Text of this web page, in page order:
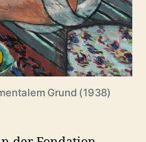
s
e
i
n
d
e
Grund (1938)